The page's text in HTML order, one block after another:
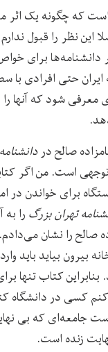
که چگونه یک اثر
این نظر را قبول
دانشنامه‌ها برای
ایران حتی افرادی با
معرفی شود که آنها
صالح در
است. من اگر
برای خواندن در
تهران بزرگ را
صالح را نشان می‌دادم.
بیرون بیاید باید
کتاب تنها
کسی در دانشگاه
جامعه‌ای که بی
زنده است.